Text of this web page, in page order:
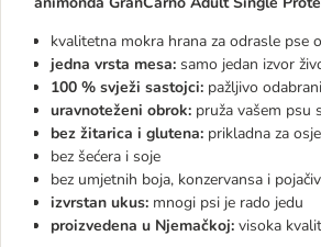
kvalitetna mokra hrana za odrasle pse
jedna vrsta mesa: samo jedan izvor
100 % svježi sastojci: pažljivo
uravnoteženi obrok: pruža vašem psu
bez žitarica i glutena: prikladna za
bez šećera i soje
bez umjetnih boja, konzervansa i
izvrstan ukus: mnogi psi je rado jedu
proizvedena u Njemačkoj: visoka